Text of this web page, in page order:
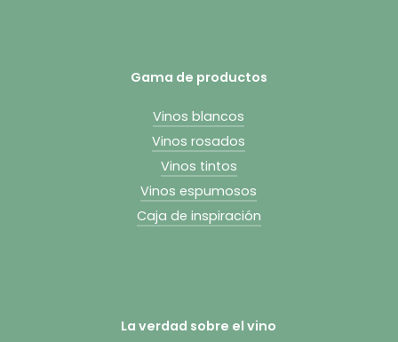
Gama de productos
Vinos blancos
Vinos rosados
Vinos tintos
Vinos espumosos
Caja de inspiración
La verdad sobre el vino